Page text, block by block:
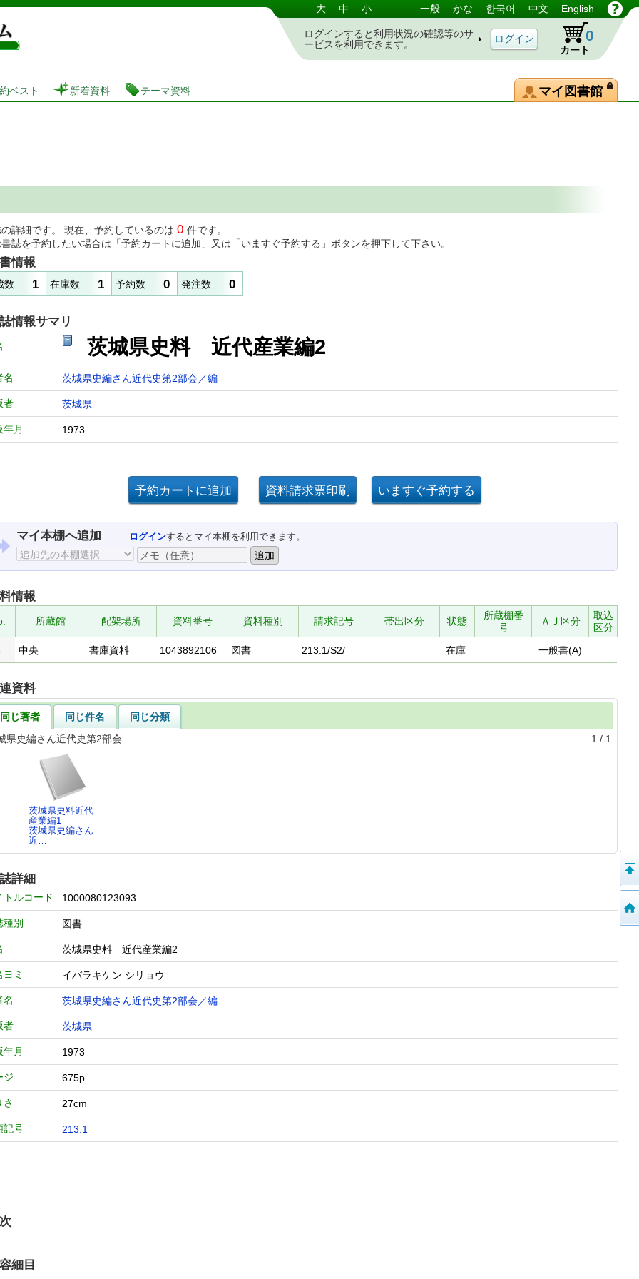
図書館 蔵書検索・予約システム 大 中 小 一般 かな 한국어 中文 English
ログインすると利用状況の確認等のサ
ービスを利用できます。
カート
0
ベスト 新着資料 テーマ資料 マイ図書館
詳細です。 現在、予約しているのは 0 件です。
誌を予約したい場合は「予約カートに追加」又は「いますぐ予約する」ボタンを押下して下さい。
情報
数 1 在庫数 1 予約数 0 発注数 0
情報サマリ
茨城県史料 近代産業編2
名 茨城県史編さん近代史第2部会／編
者 茨城県
年月 1973
マイ本棚へ追加 ログインするとマイ本棚を利用できます。
情報
所蔵館 配架場所 資料番号 資料種別 請求記号 帯出区分 状態
所蔵棚番
号
ＡＪ区分
取込
区分
中央 書庫資料 1043892106 図書 213.1/S2/ 在庫 一般書(A)
資料
同じ著者 同じ件名
同じ分類
県史編さん近代史第2部会
1 / 1
茨城県史料近代
産業編1
茨城県史編さん
近…
詳細
トルコード 1000080123093
種別 図書
茨城県史料 近代産業編2
ヨミ イバラキケン シリョウ
名 茨城県史編さん近代史第2部会／編
者 茨城県
年月 1973
ジ 675p
さ 27cm
記号 213.1
細目